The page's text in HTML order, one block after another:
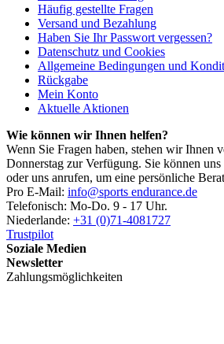
Häufig gestellte Fragen
Versand und Bezahlung
Haben Sie Ihr Passwort vergessen?
Datenschutz und Cookies
Allgemeine Bedingungen und
Rückgabe
Mein Konto
Aktuelle Aktionen
Wie können wir Ihnen helfen?
Wenn Sie Fragen haben, stehen wir Ihnen
Donnerstag zur Verfügung. Sie können
oder uns anrufen, um eine persönliche
Pro E-Mail: info@sports endurance.de
Telefonisch: Mo-Do. 9 - 17 Uhr.
Niederlande: +31 (0)71-4081727
Trustpilot
Soziale Medien
Newsletter
Zahlungsmöglichkeiten